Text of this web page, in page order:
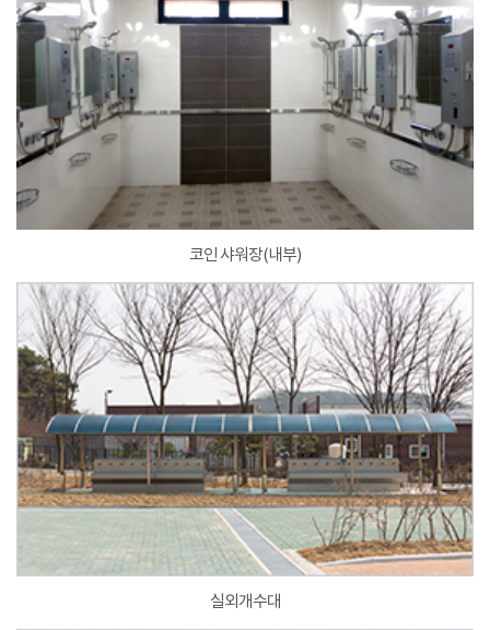
코인 샤워장(내부)
실외개수대